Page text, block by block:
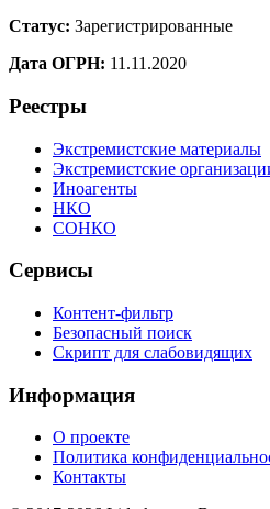
Статус: Зарегистрированные
Дата ОГРН: 11.11.2020
Реестры
Экстремистские материалы
Экстремистские
Иноагенты
НКО
СОНКО
Сервисы
Контент-фильтр
Безопасный поиск
Скрипт для слабовидящих
Информация
О проекте
Политика
Контакты